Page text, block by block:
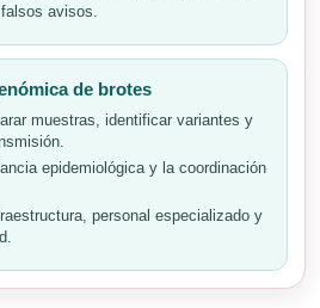
avisos.
de brotes
muestras, identificar variantes y
epidemiológica y la coordinación
personal especializado y